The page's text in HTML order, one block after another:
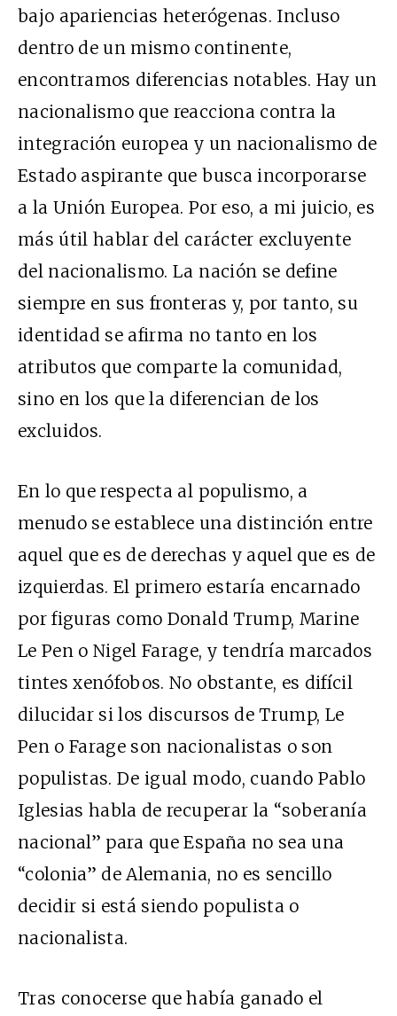
bajo apariencias heterógenas. Incluso
dentro de un mismo continente,
encontramos diferencias notables. Hay un
nacionalismo que reacciona contra la
integración europea y un nacionalismo de
Estado aspirante que busca incorporarse
a la Unión Europea. Por eso, a mi juicio, es
más útil hablar del carácter excluyente
del nacionalismo. La nación se define
siempre en sus fronteras y, por tanto, su
identidad se afirma no tanto en los
atributos que comparte la comunidad,
sino en los que la diferencian de los
excluidos.
En lo que respecta al populismo, a
menudo se establece una distinción entre
aquel que es de derechas y aquel que es de
izquierdas. El primero estaría encarnado
por figuras como Donald Trump, Marine
Le Pen o Nigel Farage, y tendría marcados
tintes xenófobos. No obstante, es difícil
dilucidar si los discursos de Trump, Le
Pen o Farage son nacionalistas o son
populistas. De igual modo, cuando Pablo
Iglesias habla de recuperar la “soberanía
nacional” para que España no sea una
“colonia” de Alemania, no es sencillo
decidir si está siendo populista o
nacionalista.
Tras conocerse que había ganado el